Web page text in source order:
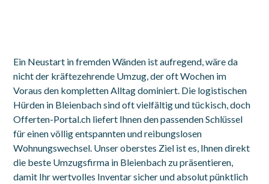
Ein Neustart in fremden Wänden ist aufregend, wäre da
nicht der kräftezehrende Umzug, der oft Wochen im
Voraus den kompletten Alltag dominiert. Die logistischen
Hürden in Bleienbach sind oft vielfältig und tückisch, doch
Offerten-Portal.ch liefert Ihnen den passenden Schlüssel
für einen völlig entspannten und reibungslosen
Wohnungswechsel. Unser oberstes Ziel ist es, Ihnen direkt
die beste Umzugsfirma in Bleienbach zu präsentieren,
damit Ihr wertvolles Inventar sicher und absolut pünktlich